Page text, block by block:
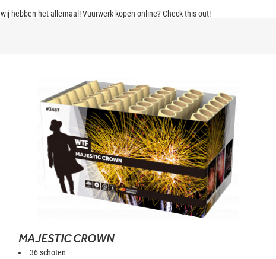
hebben het allemaal! Vuurwerk kopen online? Check this out!
MAJESTIC CROWN
36 schoten